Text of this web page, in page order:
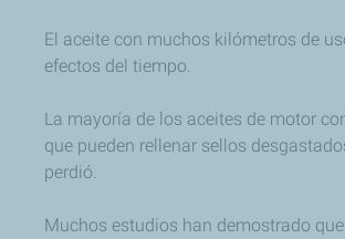
El aceite con muchos kilómetros de
efectos del tiempo.
La mayoría de los aceites de motor
que pueden rellenar sellos
perdió.
Muchos estudios han demostrado